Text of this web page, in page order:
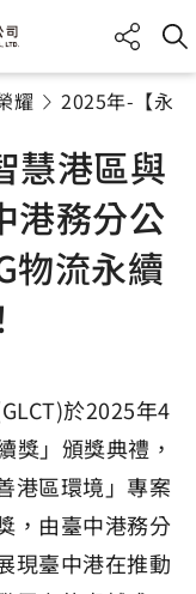
耀 2025年-【永
慧港區與
港務分公
物流永續
於2025年4
獎」頒獎典禮，
港區環境」專案
，由臺中港務分
現臺中港在推動